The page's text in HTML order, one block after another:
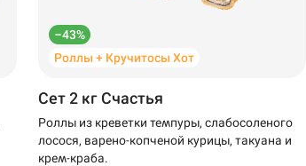
–43%
Роллы + Кручитосы Хот
Сет 2 кг Счастья
Роллы из креветки темпуры, слабосоленого
лосося, варено-копченой курицы, такуана и
крем-краба.